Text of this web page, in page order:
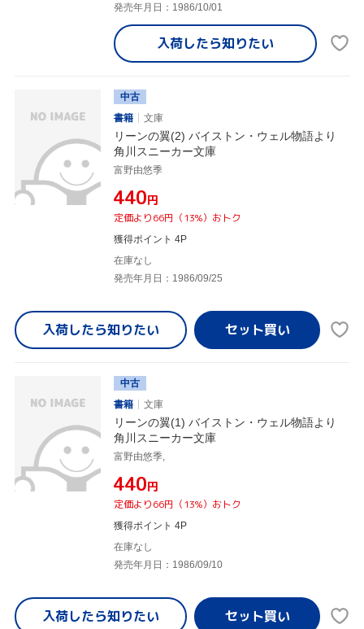
発売年月日：1986/10/01
入荷したら知りたい
中古
書籍
文庫
リーンの翼(2) バイストン・ウェル物語より
角川スニーカー文庫
富野由悠季
¥440円
定価より66円（13%）おトク
獲得ポイント 4P
在庫なし
発売年月日：1986/09/25
入荷したら知りたい
中古
書籍
文庫
リーンの翼(1) バイストン・ウェル物語より
角川スニーカー文庫
富野由悠季,
¥440円
定価より66円（13%）おトク
獲得ポイント 4P
在庫なし
発売年月日：1986/09/10
入荷したら知りたい